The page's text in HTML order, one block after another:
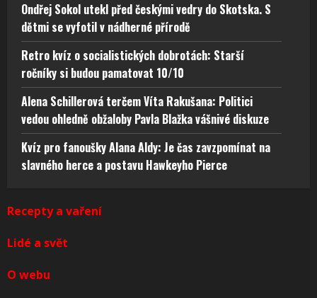
Ondřej Sokol utekl před českými vedry do Skotska. S
dětmi se vyfotil v nádherné přírodě
Retro kvíz o socialistických dobrotách: Starší
ročníky si budou pamatovat 10/10
Alena Schillerová terčem Víta Rakušana: Politici
vedou ohledně obžaloby Pavla Blažka vášnivé diskuze
Kvíz pro fanoušky Alana Aldy: Je čas zavzpomínat na
slavného herce a postavu Hawkeyho Pierce
Recepty a vaření
Lidé a svět
O webu